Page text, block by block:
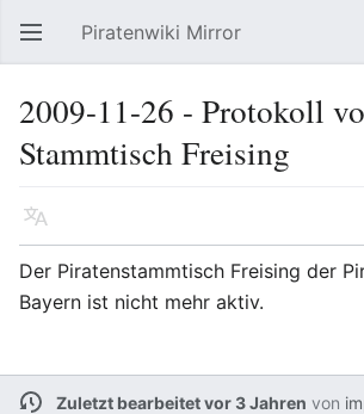
Hauptmenü öffnen Piratenwiki Mirror
2009-11-26 - Protokoll
Stammtisch Freising
Sprache
Der Piratenstammtisch Freising der
Bayern ist nicht mehr aktiv.
Zuletzt bearbeitet vor 3 Jahren von